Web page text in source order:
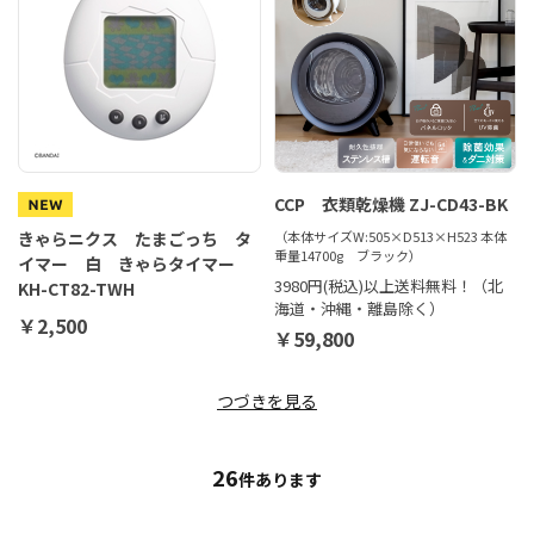
きゃらニクス たまごっち タ
イマー 白 きゃらタイマー
KH-CT82-TWH
￥2,500
CCP 衣類乾燥機 ZJ-CD43-BK
（本体サイズW:505×D513×H523 本体
重量14700g ブラック）
3980円(税込)以上送料無料！（北
海道・沖縄・離島除く）
￥59,800
つづきを見る
26件あります